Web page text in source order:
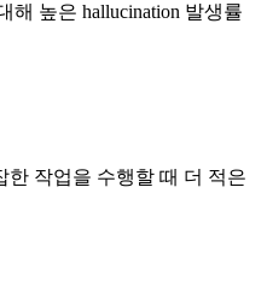
해 높은 hallucination 발생률
한 작업을 수행할 때 더 적은